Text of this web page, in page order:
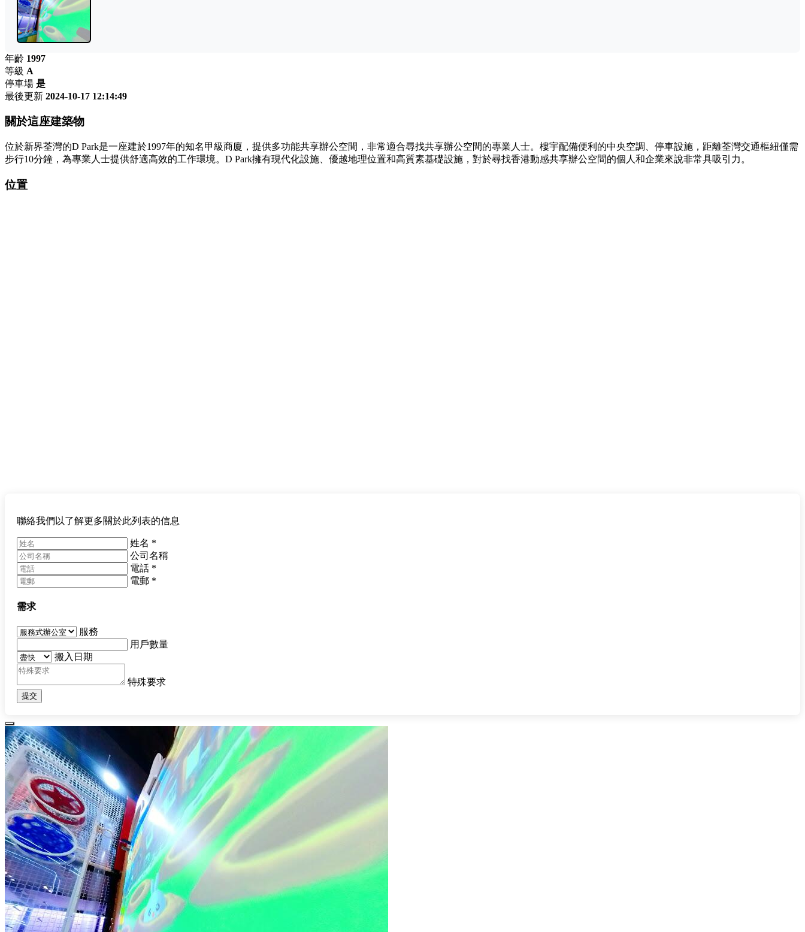
年齡 1997
等級 A
停車場 是
最後更新 2024-10-17 12:14:49
關於這座建築物
位於新界荃灣的D Park是一座建於1997年的知名甲級商廈，提供多功能共享辦公空間，非常適合尋找共享辦公空間的專業人士。樓宇配備便利的中央空調、停車設施，距離荃灣交通樞紐僅需
步行10分鐘，為專業人士提供舒適高效的工作環境。D Park擁有現代化設施、優越地理位置和高質素基礎設施，對於尋找香港動感共享辦公空間的個人和企業來說非常具吸引力。
位置
聯絡我們以了解更多關於此列表的信息
姓名 *
公司名稱
電話 *
電郵 *
需求
服務
用戶數量
搬入日期
特殊要求
提交